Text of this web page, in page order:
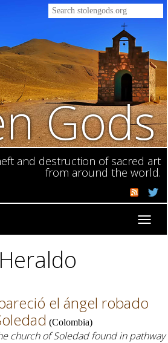
Gods
and destruction of sacred art
from around the world.
el ángel robado
(Colombia)
church of Soledad found in pathway